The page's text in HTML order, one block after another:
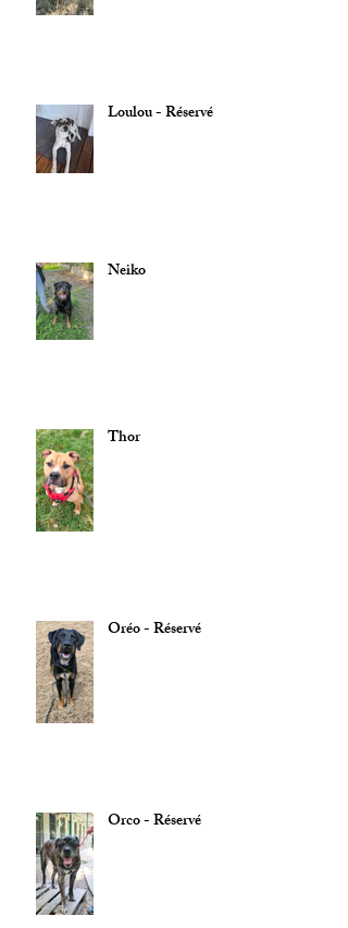
Loulou - Réservé
Neiko
Thor
Oréo - Réservé
Orco - Réservé